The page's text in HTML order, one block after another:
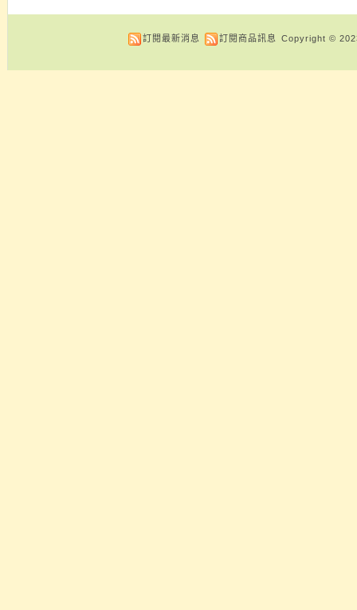
訂閱最新消息 訂閱商品訊息 Copyright ©